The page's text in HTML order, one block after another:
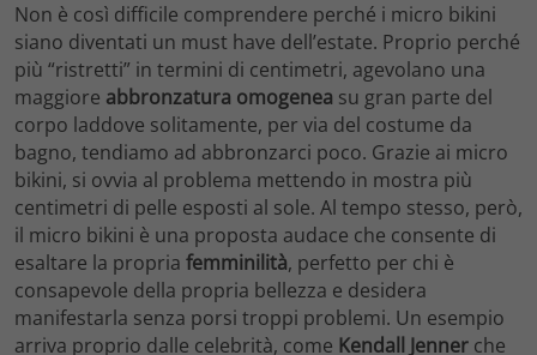
Non è così difficile comprendere perché i micro bikini
siano diventati un must have dell’estate. Proprio perché
più “ristretti” in termini di centimetri, agevolano una
maggiore abbronzatura omogenea su gran parte del
corpo laddove solitamente, per via del costume da
bagno, tendiamo ad abbronzarci poco. Grazie ai micro
bikini, si ovvia al problema mettendo in mostra più
centimetri di pelle esposti al sole. Al tempo stesso, però,
il micro bikini è una proposta audace che consente di
esaltare la propria femminilità, perfetto per chi è
consapevole della propria bellezza e desidera
manifestarla senza porsi troppi problemi. Un esempio
arriva proprio dalle celebrità, come Kendall Jenner che